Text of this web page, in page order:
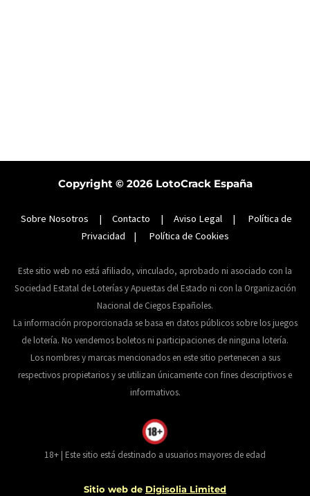
Copyright © 2026 LotoCrack España
Sobre Nosotros | Contacto | Aviso Legal| Política de
Privacidad | Política de Cookies
Este sitio web no está afiliado, vinculado, aprobado ni asociado con la
Sociedad Estatal de Loterías y Apuestas del Estado ni con la Organización
Nacional de Ciegos Españoles.
La información proporcionada se basa en datos públicos sobre los juegos
de lotería. No vendemos boletos ni participaciones de ninguna lotería.
Los nombres y marcas mencionados en este sitio pertenecen a sus
respectivos propietarios y se utilizan únicamente con fines descriptivos e
informativos.
18+ | Este sitio está destinado a usuarios mayores de edad
Sitio web de Digisolia Limited